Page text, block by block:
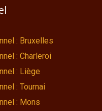
: Bruxelles
: Charleroi
: Liège
: Tournai
: Mons